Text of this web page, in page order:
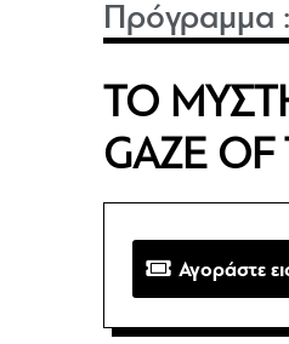
Πρόγραμμα
ΤΟ
GAZE
Αγοράστε